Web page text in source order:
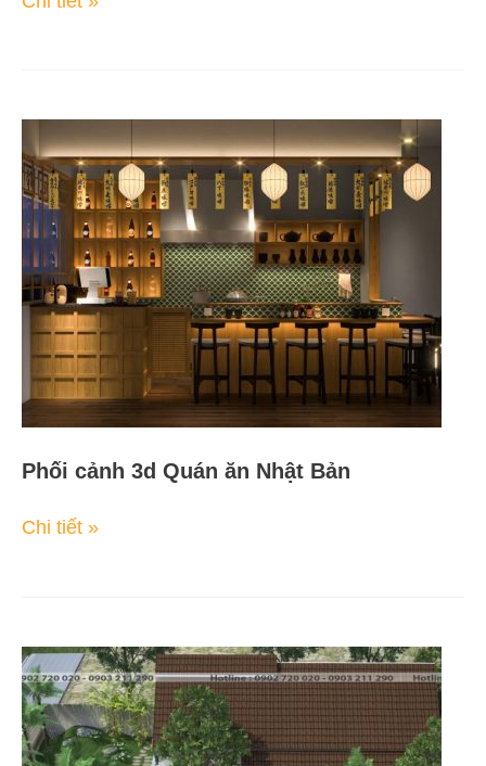
Phối cảnh 3d Quán ăn Nhật Bản
Phối
cảnh
3d
Quán
ăn
Nhật
Bản
Chi tiết »
Nhận
phối
cảnh
3D